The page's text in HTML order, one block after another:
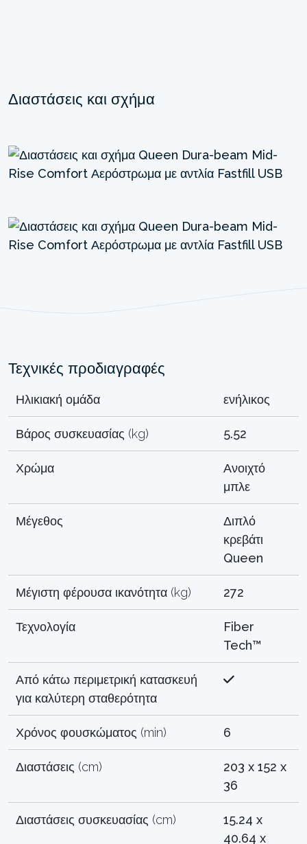
Διαστάσεις και σχήμα
Τεχνικές προδιαγραφές
Ηλικιακή ομάδα ενήλικος
Βάρος συσκευασίας (kg) 5.52
Χρώμα
Ανοιχτό
μπλε
Μέγεθος
Διπλό
κρεβάτι
Queen
Μέγιστη φέρουσα ικανότητα (kg) 272
Τεχνολογία
Fiber
Tech™
Από κάτω περιμετρική κατασκευή
για καλύτερη σταθερότητα
Χρόνος φουσκώματος (min) 6
Διαστάσεις (cm)
203 x 152 x
36
Διαστάσεις συσκευασίας (cm)
15.24 x
40.64 x